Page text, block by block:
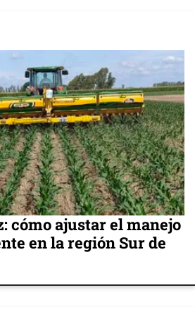
cómo ajustar el manejo
en la región Sur de